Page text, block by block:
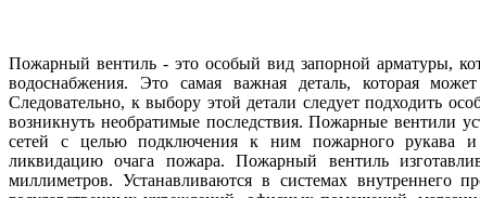
Пожарный вентиль - это особый вид запорной арматуры,
водоснабжения. Это самая важная деталь, которая
Следовательно, к выбору этой детали следует подходить
возникнуть необратимые последствия. Пожарные вентили
сетей с целью подключения к ним пожарного рукава и
ликвидацию очага пожара. Пожарный вентиль
миллиметров. Устанавливаются в системах внутреннего